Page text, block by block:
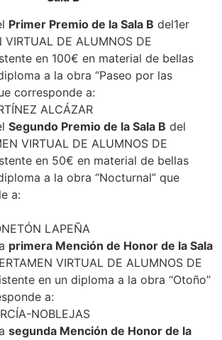
Primer Premio de la Sala B del1er
VIRTUAL DE ALUMNOS DE
en 100€ en material de bellas
a la obra “Paseo por las
corresponde a:
ALCÁZAR
Segundo Premio de la Sala B del
VIRTUAL DE ALUMNOS DE
en 50€ en material de bellas
a la obra “Nocturnal” que
a:
LAPEÑA
primera Mención de Honor de la Sala
VIRTUAL DE ALUMNOS DE
en un diploma a la obra “Otoño”
a:
NOBLEJAS
segunda Mención de Honor de la